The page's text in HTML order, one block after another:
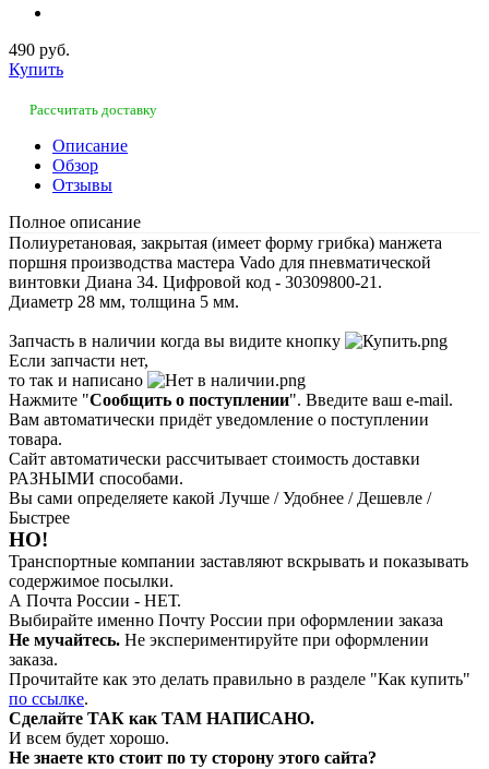
490 руб.
Купить
Рассчитать доставку
Описание
Обзор
Отзывы
Полное описание
Полиуретановая, закрытая (имеет форму грибка) манжета
поршня производства мастера Vado для пневматической
винтовки Диана 34. Цифровой код - 30309800-21.
Диаметр 28 мм, толщина 5 мм.
Запчасть в наличии когда вы видите кнопку
Если запчасти нет,
то так и написано
Нажмите "Сообщить о поступлении". Введите ваш e-mail.
Вам автоматически придёт уведомление о поступлении
товара.
Сайт автоматически рассчитывает стоимость доставки
РАЗНЫМИ способами.
Вы сами определяете какой Лучше / Удобнее / Дешевле /
Быстрее
НО!
Транспортные компании заставляют вскрывать и показывать
содержимое посылки.
А Почта России - НЕТ.
Выбирайте именно Почту России при оформлении заказа
Не мучайтесь. Не экспериментируйте при оформлении
заказа.
Прочитайте как это делать правильно в разделе "Как купить"
по ссылке.
Сделайте ТАК как ТАМ НАПИСАНО.
И всем будет хорошо.
Не знаете кто стоит по ту сторону этого сайта?